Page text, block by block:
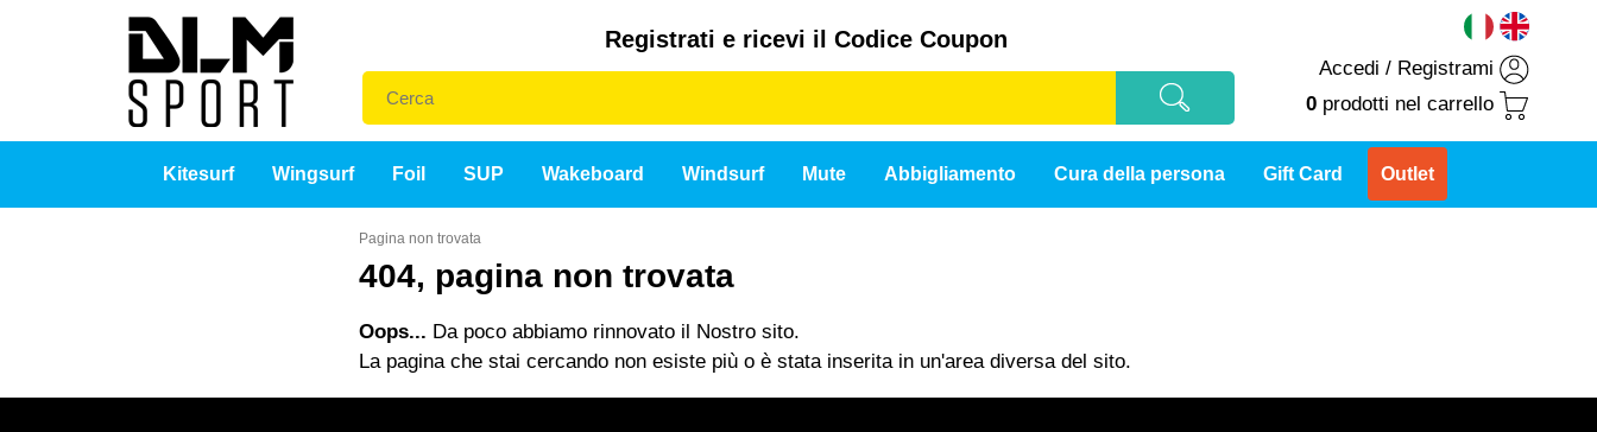
Registrati e ricevi il Codice Coupon
Accedi / Registrami
0 prodotti nel carrello
Kitesurf Wingsurf Foil SUP Wakeboard Windsurf Mute Abbigliamento Cura della persona Gift Card Outlet
Pagina non trovata
404, pagina non trovata
Oops... Da poco abbiamo rinnovato il Nostro sito.
La pagina che stai cercando non esiste più o è stata inserita in un'area diversa del sito.